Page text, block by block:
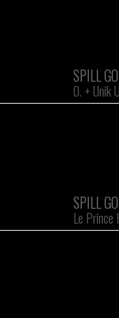
SPILL
O. + Unik
SPILL
Le Prince